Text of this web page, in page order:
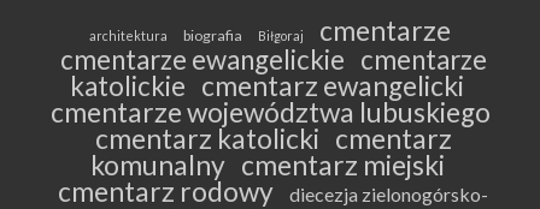
architektura biografia Biłgoraj
cmentarze
cmentarze ewangelickie cmentarze
katolickie cmentarz ewangelicki
cmentarze województwa lubuskiego
cmentarz katolicki cmentarz
komunalny cmentarz miejski
cmentarz rodowy
diecezja zielonogórsko-